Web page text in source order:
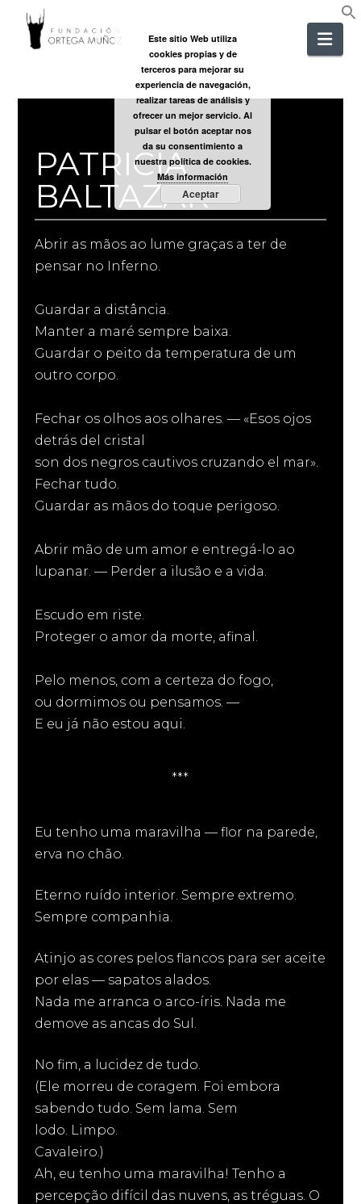
ORTEGA
MUÑOZ
PATRICIA
BALTAZAR
Abrir as mãos ao lume graças a ter de
pensar no Inferno.
Guardar a distância.
Manter a maré sempre baixa.
Guardar o peito da temperatura de um
outro corpo.
Fechar os olhos aos olhares. — «Esos ojos
detrás del cristal
son dos negros cautivos cruzando el mar».
Fechar tudo.
Guardar as mãos do toque perigoso.
Abrir mão de um amor e entregá-lo ao
lupanar. — Perder a ilusão e a vida.
Escudo em riste.
Proteger o amor da morte, afinal.
Pelo menos, com a certeza do fogo,
ou dormimos ou pensamos. —
E eu já não estou aqui.
***
Eu tenho uma maravilha — flor na parede,
erva no chão.
Eterno ruído interior. Sempre extremo.
Sempre companhia.
Atinjo as cores pelos flancos para ser aceite
por elas — sapatos alados.
Nada me arranca o arco-íris. Nada me
demove as ancas do Sul.
No fim, a lucidez de tudo.
(Ele morreu de coragem. Foi embora
sabendo tudo. Sem lama. Sem
lodo. Limpo.
Cavaleiro.)
Ah, eu tenho uma maravilha! Tenho a
percepção difícil das nuvens, as tréguas. O
Este sitio Web utiliza
cookies propias y de
terceros para mejorar su
experiencia de navegación,
realizar tareas de análisis y
ofrecer un mejor servicio. Al
pulsar el botón aceptar nos
da su consentimiento a
nuestra política de cookies.
Más información
Aceptar